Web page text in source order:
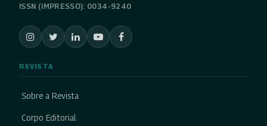
ISSN (IMPRESSO): 0034-9240
REVISTA
Sobre a Revista
Corpo Editorial